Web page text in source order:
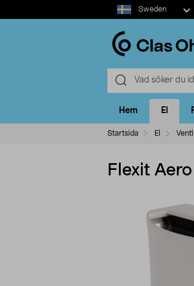
Select
market
Sweden
Hem El
Startsida El
Flexit